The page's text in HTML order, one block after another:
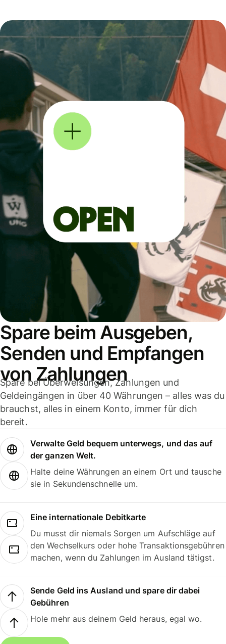
Spare beim Ausgeben,
Senden und Empfangen
von Zahlungen
Spare bei Überweisungen, Zahlungen und
Geldeingängen in über 40 Währungen – alles was du
brauchst, alles in einem Konto, immer für dich
bereit.
Verwalte Geld bequem unterwegs, und das auf
der ganzen Welt.
Halte deine Währungen an einem Ort und tausche
sie in Sekundenschnelle um.
Eine internationale Debitkarte
Du musst dir niemals Sorgen um Aufschläge auf
den Wechselkurs oder hohe Transaktionsgebühren
machen, wenn du Zahlungen im Ausland tätigst.
Sende Geld ins Ausland und spare dir dabei
Gebühren
Hole mehr aus deinem Geld heraus, egal wo.